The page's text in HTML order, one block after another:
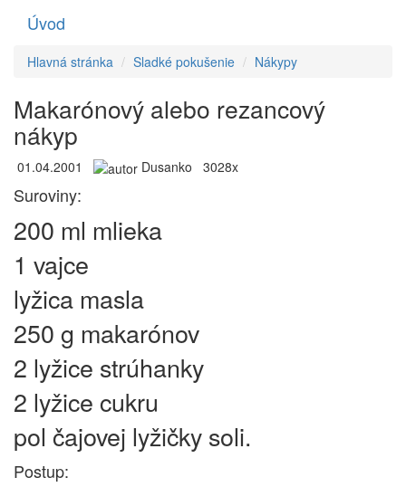
Úvod
Hlavná stránka Sladké pokušenie Nákypy
Makarónový alebo rezancový
nákyp
01.04.2001 Dusanko 3028x
Suroviny:
200 ml mlieka
1 vajce
lyžica masla
250 g makarónov
2 lyžice strúhanky
2 lyžice cukru
pol čajovej lyžičky soli.
Postup: